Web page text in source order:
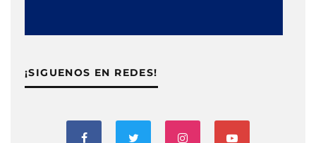
¡SIGUENOS EN REDES!